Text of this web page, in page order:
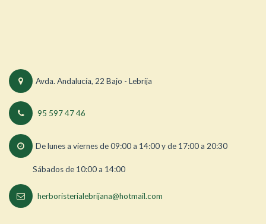
Avda. Andalucía, 22 Bajo - Lebrija
95 597 47 46
De lunes a viernes de 09:00 a 14:00 y de 17:00 a 20:30
Sábados de 10:00 a 14:00
herboristerialebrijana@hotmail.com